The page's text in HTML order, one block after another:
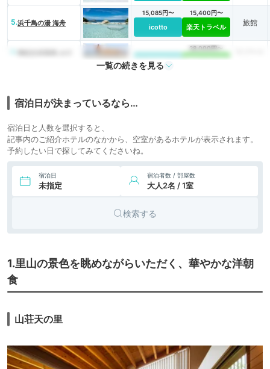
5.浜千鳥の湯 海舟
15,085円〜
icotto
15,400円〜
楽天トラベル 旅館
icotto
28,000円〜
花鳥風月
8.和歌の浦温泉 萬波
MANPA RESORT
楽天トラベル
9.白浜温泉 オーベル
旅館
ギネス認定の宿
16,517円〜 18,200円〜
リゾート
11.海椿葉山 旅館
一覧の続きを見る
宿泊日が決まっているなら…
宿泊日と人数を選択すると、
記事内のご紹介ホテルのなかから、空室があるホテルが表示されます。
予約したい日で探してみてくださいね。
宿泊日
未指定
宿泊者数 / 部屋数
大人2名 / 1室
検索する
1.里山の景色を眺めながらいただく、華やかな洋朝
食
山荘天の里